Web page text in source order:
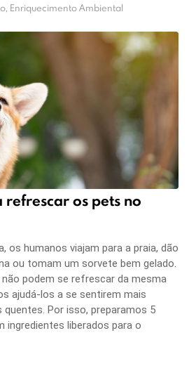
Enriquecimento Ambiental
os pets no
os humanos viajam para a praia, dão
ou tomam um sorvete bem gelado.
podem se refrescar da mesma
ajudá-los a se sentirem mais
Por isso, preparamos 5
ingredientes liberados para o